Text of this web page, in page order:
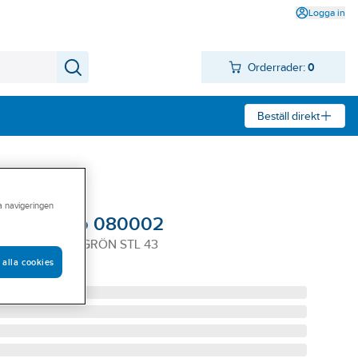
Logga in
Orderrader: 0
Beställ direkt
Abeko 080002
MÖRKGRÖN STL 43
navigeringen
alla cookies